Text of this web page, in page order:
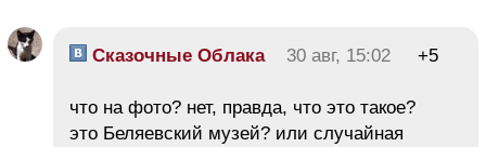
Сказочные Облака 30 авг, 15:02 +5
что на фото? нет, правда, что это такое?
это Беляевский музей? или случайная